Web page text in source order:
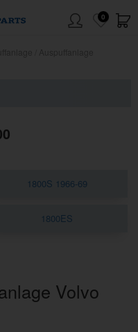
0
1800S 1966-69
1800ES
Volvo